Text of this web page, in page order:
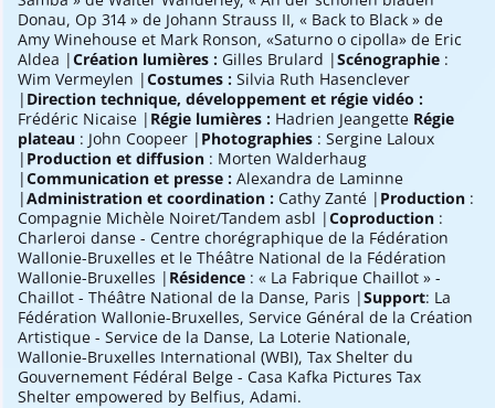
Donau, Op 314 » de Johann Strauss II, « Back to Black » de
Amy Winehouse et Mark Ronson, «Saturno o cipolla» de Eric
Aldea |Création lumières : Gilles Brulard |Scénographie :
Wim Vermeylen |Costumes : Silvia Ruth Hasenclever
| Direction technique, développement et régie vidéo :
Frédéric Nicaise | Régie lumières : Hadrien Jeangette Régie
plateau : John Coopeer | Photographies : Sergine Laloux
| Production et diffusion : Morten Walderhaug
|Communication et presse : Alexandra de Laminne
|Administration et coordination : Cathy Zanté | Production :
Compagnie Michèle Noiret/Tandem asbl |Coproduction :
Charleroi danse - Centre chorégraphique de la Fédération
Wallonie-Bruxelles et le Théâtre National de la Fédération
Wallonie-Bruxelles | Résidence : « La Fabrique Chaillot » -
Chaillot - Théâtre National de la Danse, Paris |Support: La
Fédération Wallonie-Bruxelles, Service Général de la Création
Artistique - Service de la Danse, La Loterie Nationale,
Wallonie-Bruxelles International (WBI), Tax Shelter du
Gouvernement Fédéral Belge - Casa Kafka Pictures Tax
Shelter empowered by Belfius, Adami.